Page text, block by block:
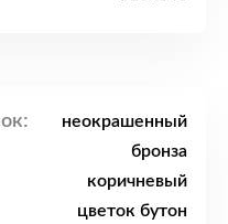
неокрашенный
бронза
коричневый
цветок бутон